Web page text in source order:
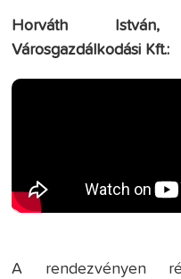
Horváth István,
Városgazdálkodási Kft.:
A rendezvényen